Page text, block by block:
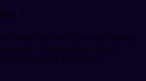
modificaciones clave que aportan
Comparándolo con su
las siguientes